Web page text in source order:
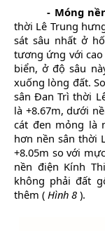
- Móng
thời Lê Trung
sát sâu nhất ở
tương ứng với cao
biển, ở độ sâu
xuống lòng đất.
sân Đan Trì thời
là +8.67m, dưới
cát đen mỏng là
hơn nền sân thời
+8.05m so với
nền điện Kính
không phải đất
thêm ( Hình 8 ).